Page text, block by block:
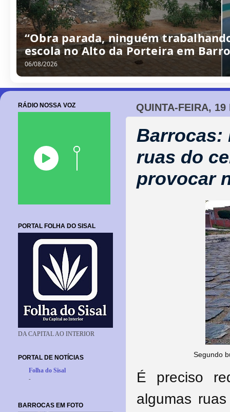
“Obra parada, ninguém
escola no Alto da Porteira em
06/08/2026
QUINTA-FEIRA,
Barrocas:
ruas do
provocar
Segundo
É preciso
algumas
RÁDIO NOSSA VOZ
PORTAL FOLHA DO SISAL
DA CAPITAL AO INTERIOR
PORTAL DE NOTÍCIAS
Folha do Sisal
-
BARROCAS EM FOTO